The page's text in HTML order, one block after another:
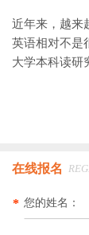
近年来，越来
英语相对不是
大学本科读研
在线报名
* 您的姓名：